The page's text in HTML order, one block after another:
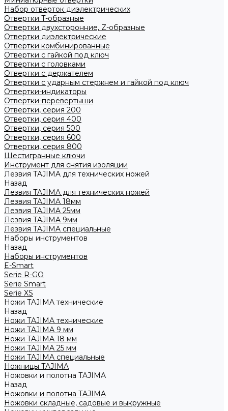
Набор отверток диэлектрических
Отвертки T-образные
Отвертки двухсторонние, Z-образные
Отвертки диэлектрические
Отвертки комбинированные
Отвертки с гайкой под ключ
Отвертки с головками
Отвертки с держателем
Отвертки с ударным стержнем и гайкой под ключ
Отвертки-индикаторы
Отвертки-перевертыши
Отвертки, серия 200
Отвертки, серия 400
Отвертки, серия 500
Отвертки, серия 600
Отвертки, серия 800
Шестигранные ключи
Инструмент для снятия изоляции
Лезвия TAJIMA для технических ножей
Назад
Лезвия TAJIMA для технических ножей
Лезвия TAJIMA 18мм
Лезвия TAJIMA 25мм
Лезвия TAJIMA 9мм
Лезвия TAJIMA специальные
Наборы инструментов
Назад
Наборы инструментов
E-Smart
Serie R-GO
Serie Smart
Serie XS
Ножи TAJIMA технические
Назад
Ножи TAJIMA технические
Ножи TAJIMA 9 мм
Ножи TAJIMA 18 мм
Ножи TAJIMA 25 мм
Ножи TAJIMA специальные
Ножницы TAJIMA
Ножовки и полотна TAJIMA
Назад
Ножовки и полотна TAJIMA
Ножовки складные, садовые и выкружные